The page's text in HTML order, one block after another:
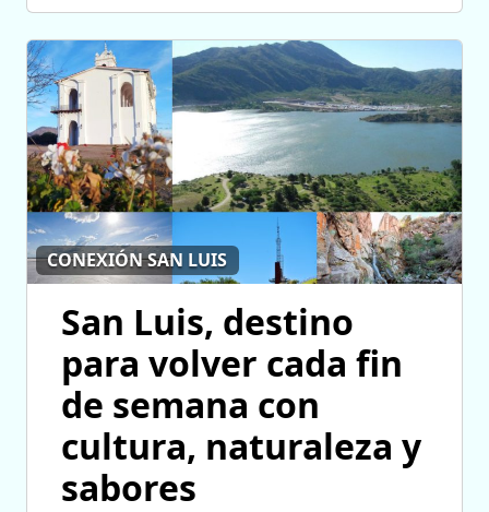
CONEXIÓN SAN LUIS
San Luis, destino
para volver cada fin
de semana con
cultura, naturaleza y
sabores